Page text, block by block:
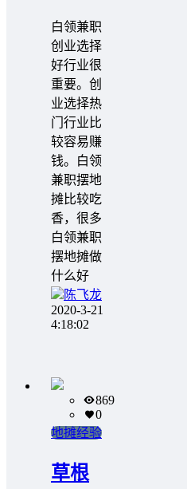
白领兼职
创业选择
好行业很
重要。创
业选择热
门行业比
较容易赚
钱。白领
兼职摆地
摊比较吃
香，很多
白领兼职
摆地摊做
什么好
陈飞龙
2020-3-21
4:18:02
869
0
地摊经验
草根